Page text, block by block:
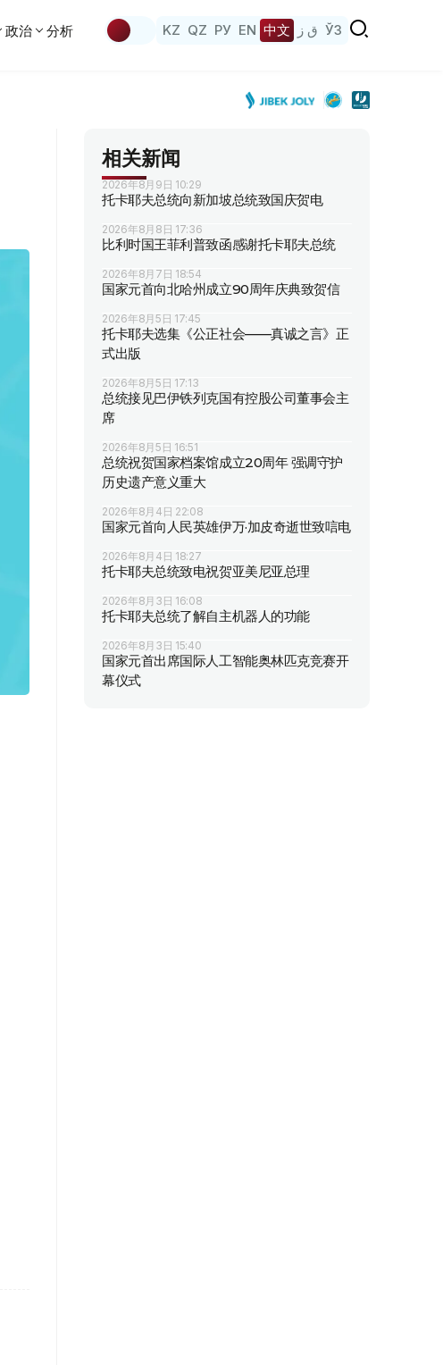
政治 分析 KZ QZ РУ EN 中文 ق ز ЎЗ
相关新闻
2026年8月9日 10:29
托卡耶夫总统向新加坡总统致国庆贺电
2026年8月8日 17:36
比利时国王菲利普致函感谢托卡耶夫总统
2026年8月7日 18:54
国家元首向北哈州成立90周年庆典致贺信
2026年8月5日 17:45
托卡耶夫选集《公正社会——真诚之言》正
式出版
2026年8月5日 17:13
总统接见巴伊铁列克国有控股公司董事会主
席
2026年8月5日 16:51
总统祝贺国家档案馆成立20周年 强调守护
历史遗产意义重大
2026年8月4日 22:08
国家元首向人民英雄伊万·加皮奇逝世致唁电
2026年8月4日 18:27
托卡耶夫总统致电祝贺亚美尼亚总理
2026年8月3日 16:08
托卡耶夫总统了解自主机器人的功能
2026年8月3日 15:40
国家元首出席国际人工智能奥林匹克竞赛开
幕仪式